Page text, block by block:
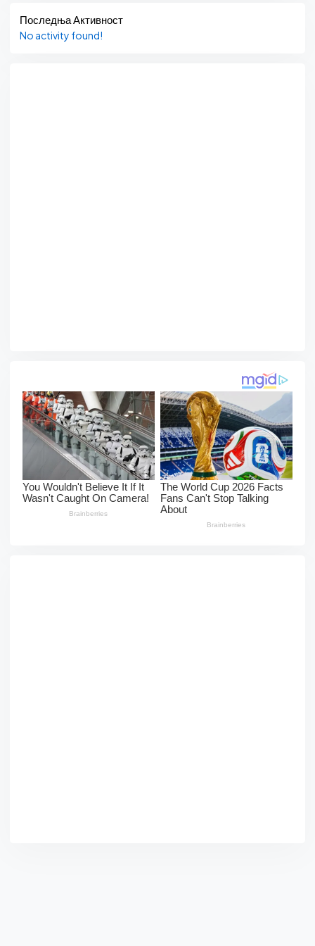
Последња Активност
No activity found!